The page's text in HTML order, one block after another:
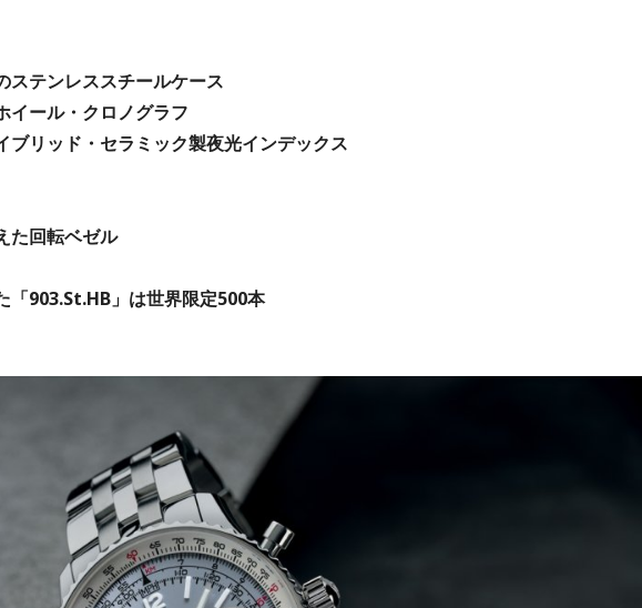
ステンレススチールケース
イール・クロノグラフ
ブリッド・セラミック製夜光インデックス
た回転ベゼル
「903.St.HB」は世界限定500本